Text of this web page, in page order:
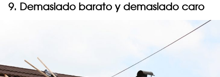
9. Demasiado barato y demasiado caro